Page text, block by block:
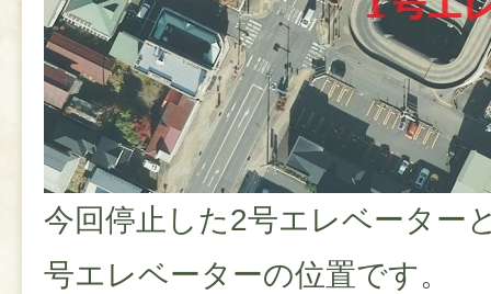
今回停止した2号エレベーター
号エレベーターの位置です。